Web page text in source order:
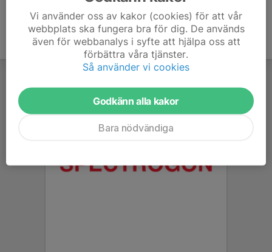
Vi använder oss av kakor (cookies) för att vår
webbplats ska fungera bra för dig. De används
även för webbanalys i syfte att hjälpa oss att
förbättra våra tjänster.
Så använder vi cookies
Godkänn alla kakor
Bara nödvändiga